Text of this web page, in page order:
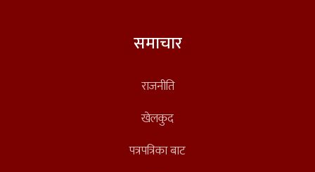
समाचार
राजनीति
खेलकुद
पत्रपत्रिका बाट